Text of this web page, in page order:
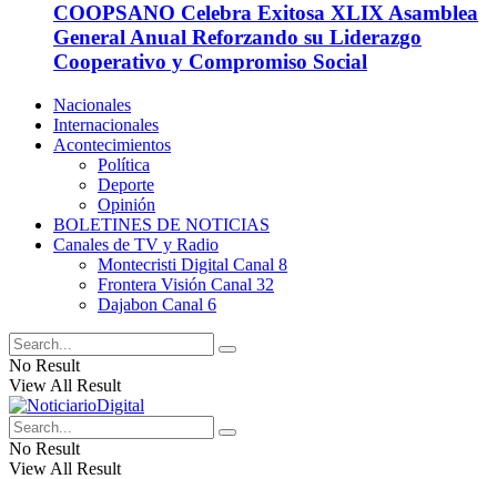
COOPSANO Celebra Exitosa XLIX Asamblea
General Anual Reforzando su Liderazgo
Cooperativo y Compromiso Social
Nacionales
Internacionales
Acontecimientos
Política
Deporte
Opinión
BOLETINES DE NOTICIAS
Canales de TV y Radio
Montecristi Digital Canal 8
Frontera Visión Canal 32
Dajabon Canal 6
No Result
View All Result
No Result
View All Result